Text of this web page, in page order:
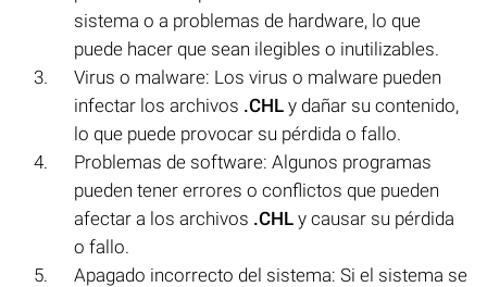
sistema o a problemas de hardware, lo que
puede hacer que sean ilegibles o inutilizables.
Virus o malware: Los virus o malware pueden
infectar los archivos .CHL y dañar su contenido,
lo que puede provocar su pérdida o fallo.
Problemas de software: Algunos programas
pueden tener errores o conflictos que pueden
afectar a los archivos .CHL y causar su pérdida
o fallo.
Apagado incorrecto del sistema: Si el sistema se